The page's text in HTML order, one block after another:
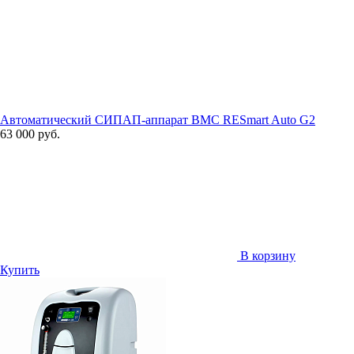
Автоматический СИПАП-аппарат BMC RESmart Auto G2
63 000 руб.
В корзину
Купить